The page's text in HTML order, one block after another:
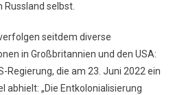
Russland selbst.
seitdem diverse
in Großbritannien und den USA:
Regierung, die am 23. Juni 2022 ein
abhielt: „Die Entkolonialisierung